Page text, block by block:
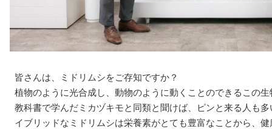
皆さんは、ミドリムシをご存知ですか？
植物のように光合成し、動物のように動くことのできるこの生
教科書で学んだミカヅキモと同類と聞けば、ピンと来る人も
イブリッドなミドリムシは栄養素がとても豊富なことから、